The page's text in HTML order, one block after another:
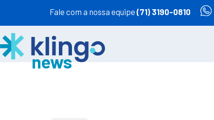
Fale com a nossa equipe (71) 3190-0810